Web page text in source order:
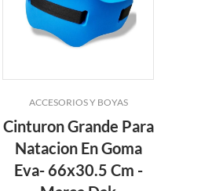
ACCESORIOS Y BOYAS
Cinturon Grande Para
Natacion En Goma
Eva- 66x30.5 Cm -